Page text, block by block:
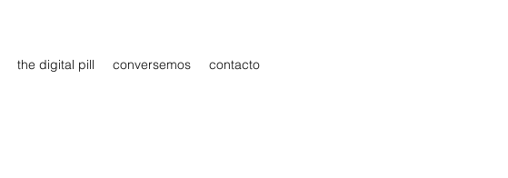
the digital pill conversemos contacto